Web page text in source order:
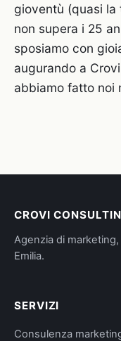
gioventù (quasi
non supera i 25
sposiamo con
augurando a
abbiamo fatto noi
CROVI
Agenzia di
Emilia.
SERVIZI
Consulenza